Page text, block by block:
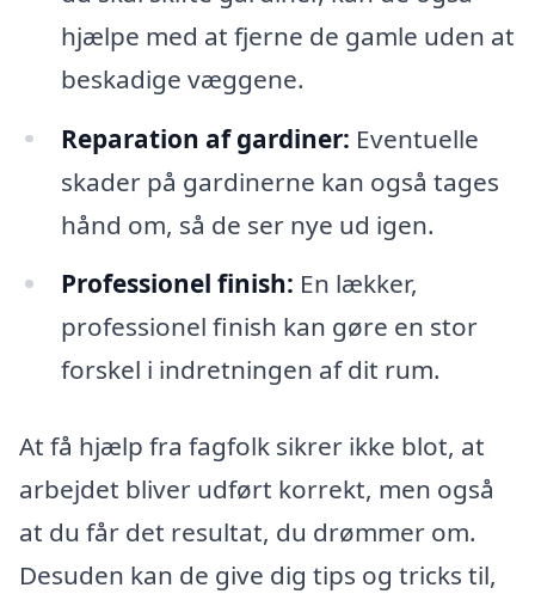
hjælpe med at fjerne de gamle uden at
beskadige væggene.
Reparation af gardiner: Eventuelle
skader på gardinerne kan også tages
hånd om, så de ser nye ud igen.
Professionel finish: En lækker,
professionel finish kan gøre en stor
forskel i indretningen af dit rum.
At få hjælp fra fagfolk sikrer ikke blot, at
arbejdet bliver udført korrekt, men også
at du får det resultat, du drømmer om.
Desuden kan de give dig tips og tricks til,